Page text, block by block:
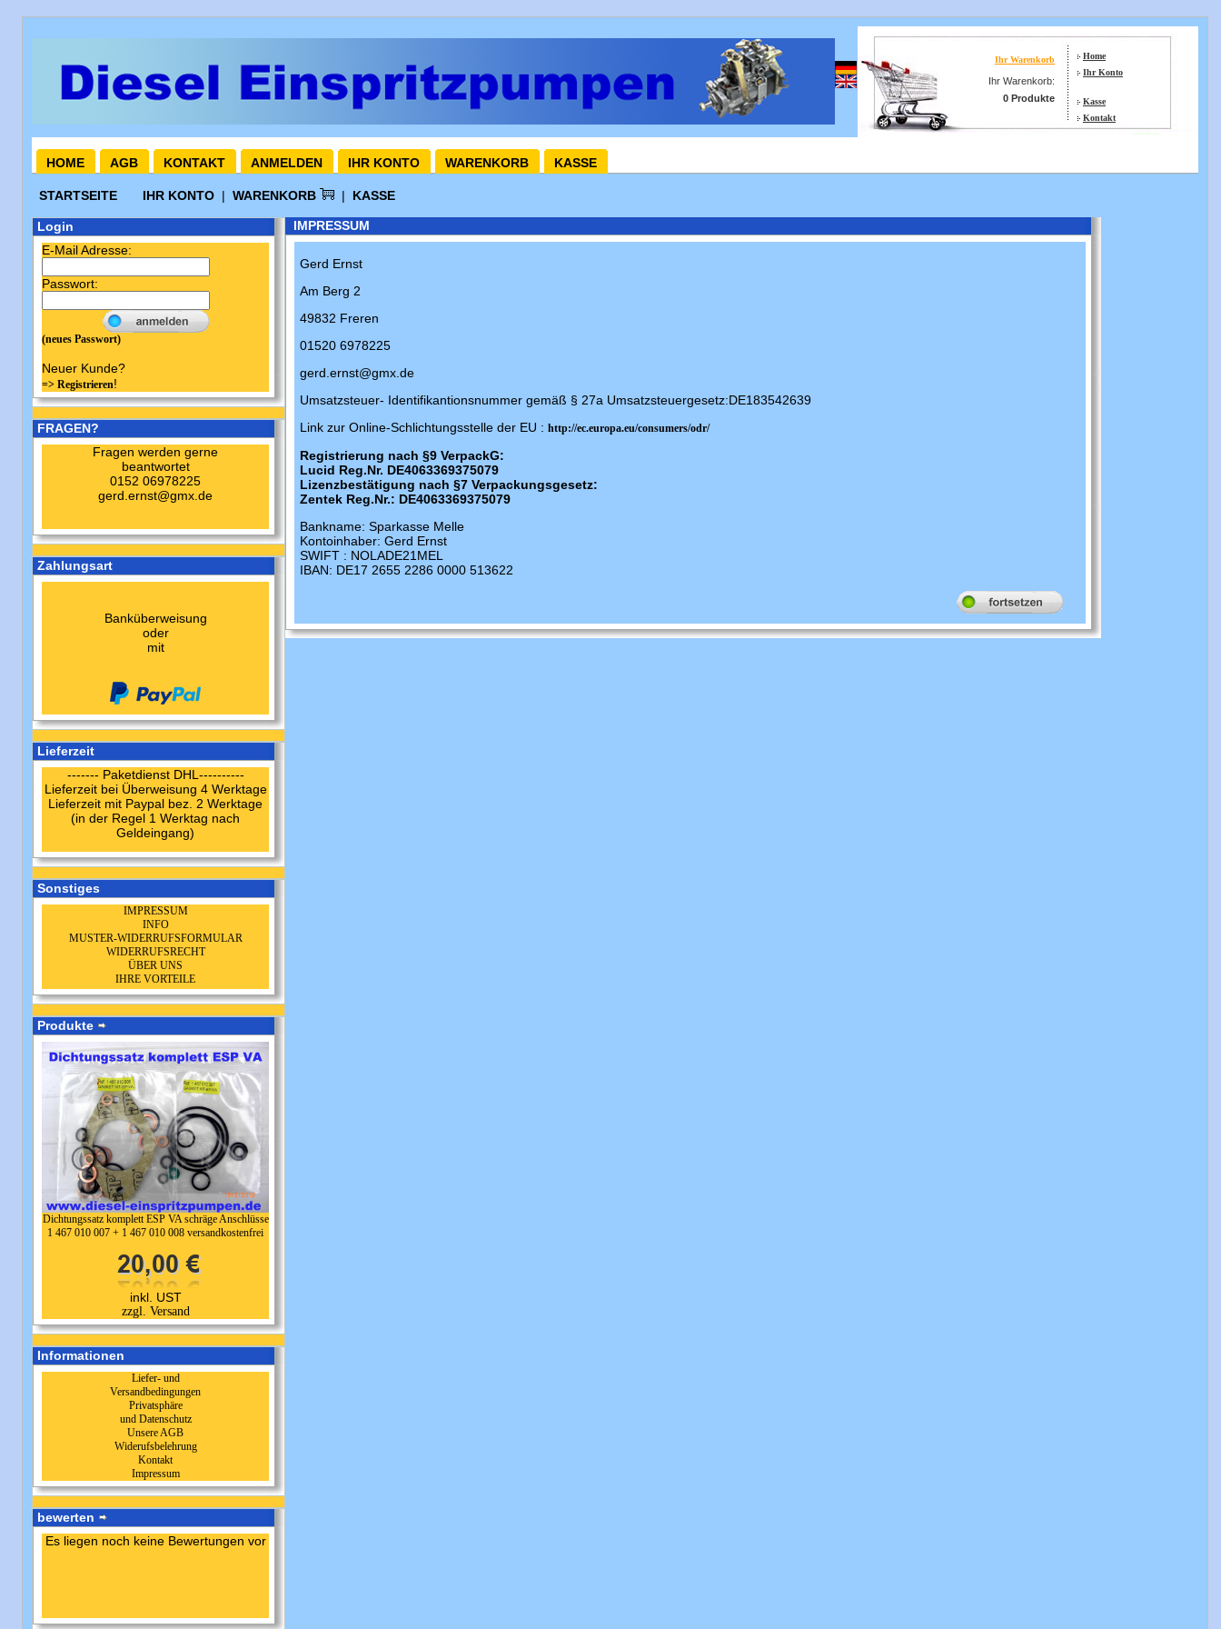
Ihr Warenkorb
Ihr Warenkorb:
0 Produkte
Home
Ihr Konto
Kasse
Kontakt
HOME AGB KONTAKT ANMELDEN IHR KONTO WARENKORB KASSE
STARTSEITE IHR KONTO | WARENKORB | KASSE
Login
E-Mail Adresse:
Passwort:
(neues Passwort)
Neuer Kunde?
=> Registrieren!
FRAGEN?
Fragen werden gerne
beantwortet
0152 06978225
gerd.ernst@gmx.de
Zahlungsart
Banküberweisung
oder
mit
Lieferzeit
------- Paketdienst DHL----------
Lieferzeit bei Überweisung 4 Werktage
Lieferzeit mit Paypal bez. 2 Werktage
(in der Regel 1 Werktag nach
Geldeingang)
Sonstiges
IMPRESSUM
INFO
MUSTER-WIDERRUFSFORMULAR
WIDERRUFSRECHT
ÜBER UNS
IHRE VORTEILE
Produkte
Dichtungssatz komplett ESP VA schräge Anschlüsse
1 467 010 007 + 1 467 010 008 versandkostenfrei
inkl. UST
zzgl. Versand
Informationen
Liefer- und
Versandbedingungen
Privatsphäre
und Datenschutz
Unsere AGB
Widerufsbelehrung
Kontakt
Impressum
bewerten
Es liegen noch keine Bewertungen vor
IMPRESSUM
Gerd Ernst
Am Berg 2
49832 Freren
01520 6978225
gerd.ernst@gmx.de
Umsatzsteuer- Identifikantionsnummer gemäß § 27a Umsatzsteuergesetz:DE183542639
Link zur Online-Schlichtungsstelle der EU : http://ec.europa.eu/consumers/odr/
Registrierung nach §9 VerpackG:
Lucid Reg.Nr. DE4063369375079
Lizenzbestätigung nach §7 Verpackungsgesetz:
Zentek Reg.Nr.: DE4063369375079
Bankname: Sparkasse Melle
Kontoinhaber: Gerd Ernst
SWIFT : NOLADE21MEL
IBAN: DE17 2655 2286 0000 513622